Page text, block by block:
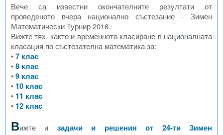
Вече са известни окончателните резултати от
проведеното вчера национално състезание - Зимен
Математически Турнир 2016.
Вижте тях, както и временното класиране в националната
класация по състезателна математика за:
•7 клас
•8 клас
•9 клас
• 10 клас
• 11 клас
• 12 клас
Вижте и задачи и решения от 24-ти Зимен